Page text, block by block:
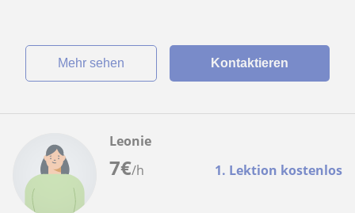
Mehr sehen Kontaktieren
7€/h 1. Lektion kostenlos
Leonie